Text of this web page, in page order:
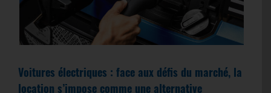
Voitures électriques : face aux défis du marché, la
location s’impose comme une alternative